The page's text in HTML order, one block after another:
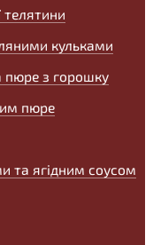
телятини
кульками
пюре з горошку
пюре
та ягідним соусом